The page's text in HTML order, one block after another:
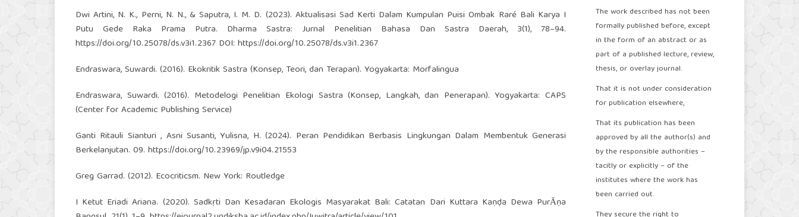
Dwi Artini, N. K., Perni, N. N., & Saputra, I. M. D. (2023). Aktualisasi Sad Kerti Dalam Kumpulan Puisi Ombak Raré Bali Karya I
Putu Gede Raka Prama Putra. Dharma Sastra: Jurnal Penelitian Bahasa Dan Sastra Daerah, 3(1), 78–94.
https://doi.org/10.25078/ds.v3i1.2367 DOI: https://doi.org/10.25078/ds.v3i1.2367
Endraswara, Suwardi. (2016). Ekokritik Sastra (Konsep, Teori, dan Terapan). Yogyakarta: Morfalingua
Endraswara, Suwardi. (2016). Metodelogi Penelitian Ekologi Sastra (Konsep, Langkah, dan Penerapan). Yogyakarta: CAPS
(Center for Academic Publishing Service)
Ganti Ritauli Sianturi , Asni Susanti, Yulisna, H. (2024). Peran Pendidikan Berbasis Lingkungan Dalam Membentuk Generasi
Berkelanjutan. 09. https://doi.org/10.23969/jp.v9i04.21553
Greg Garrad. (2012). Ecocriticsm. New York: Routledge
I Ketut Eriadi Ariana. (2020). Sadkṛti Dan Kesadaran Ekologis Masyarakat Bali: Catatan Dari Kuttara Kaṇḍa Dewa PurᾹṇa
The work described has not been
formally published before, except
in the form of an abstract or as
part of a published lecture, review,
thesis, or overlay journal.
That it is not under consideration
for publication elsewhere,
That its publication has been
approved by all the author(s) and
by the responsible authorities –
tacitly or explicitly – of the
institutes where the work has
been carried out.